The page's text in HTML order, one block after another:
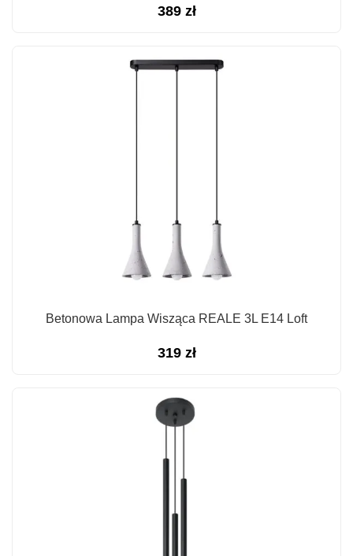
389 zł
Betonowa Lampa Wisząca REALE 3L E14 Loft
319 zł